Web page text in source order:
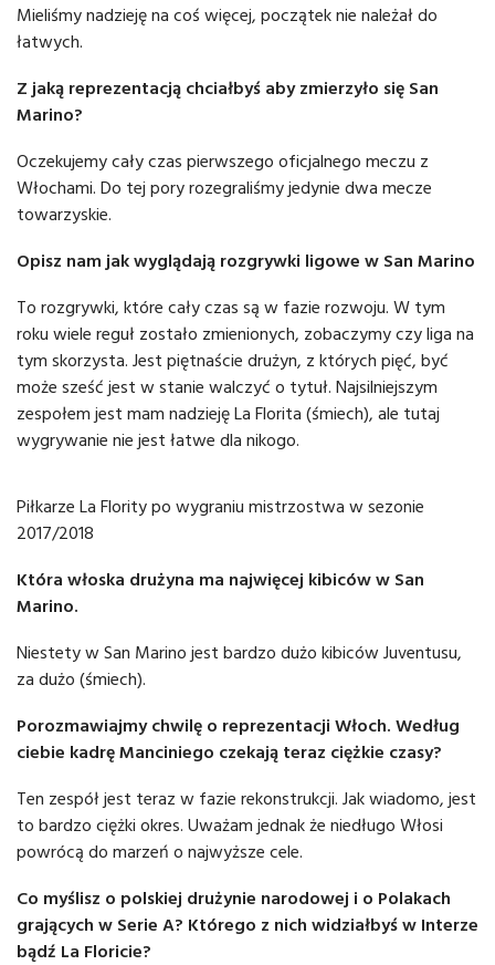
Mieliśmy nadzieję na coś więcej, początek nie należał do
łatwych.
Z jaką reprezentacją chciałbyś aby zmierzyło się San
Marino?
Oczekujemy cały czas pierwszego oficjalnego meczu z
Włochami. Do tej pory rozegraliśmy jedynie dwa mecze
towarzyskie.
Opisz nam jak wyglądają rozgrywki ligowe w San Marino
To rozgrywki, które cały czas są w fazie rozwoju. W tym
roku wiele reguł zostało zmienionych, zobaczymy czy liga na
tym skorzysta. Jest piętnaście drużyn, z których pięć, być
może sześć jest w stanie walczyć o tytuł. Najsilniejszym
zespołem jest mam nadzieję La Florita (śmiech), ale tutaj
wygrywanie nie jest łatwe dla nikogo.
Piłkarze La Flority po wygraniu mistrzostwa w sezonie
2017/2018
Która włoska drużyna ma najwięcej kibiców w San
Marino.
Niestety w San Marino jest bardzo dużo kibiców Juventusu,
za dużo (śmiech).
Porozmawiajmy chwilę o reprezentacji Włoch. Według
ciebie kadrę Manciniego czekają teraz ciężkie czasy?
Ten zespół jest teraz w fazie rekonstrukcji. Jak wiadomo, jest
to bardzo ciężki okres. Uważam jednak że niedługo Włosi
powrócą do marzeń o najwyższe cele.
Co myślisz o polskiej drużynie narodowej i o Polakach
grających w Serie A? Którego z nich widziałbyś w Interze
bądź La Floricie?